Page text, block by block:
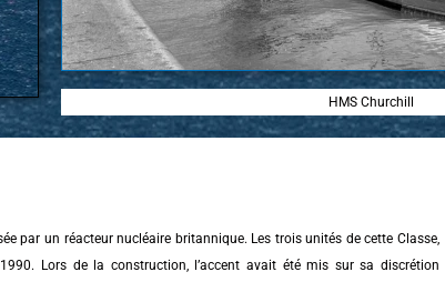
HMS Churchill
par un réacteur nucléaire britannique. Les trois unités de cette Classe,
Lors de la construction, l’accent avait été mis sur sa discrétion